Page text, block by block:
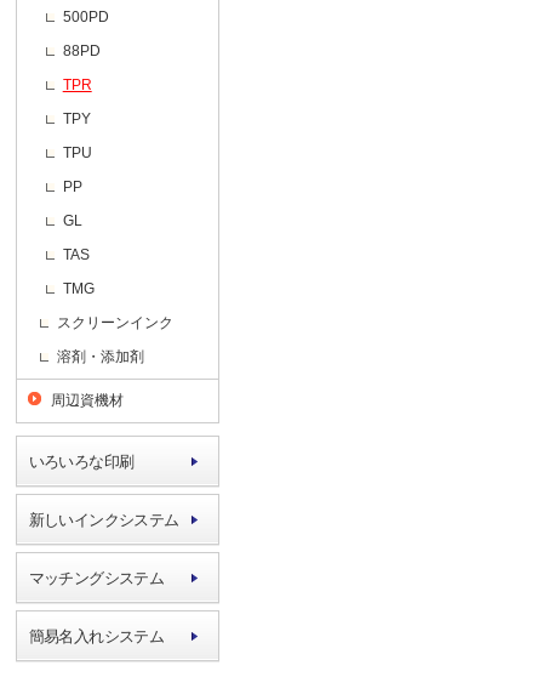
500PD
88PD
TPR
TPY
TPU
PP
GL
TAS
TMG
スクリーンインク
溶剤・添加剤
周辺資機材
いろいろな印刷
新しいインクシステム
マッチングシステム
簡易名入れシステム